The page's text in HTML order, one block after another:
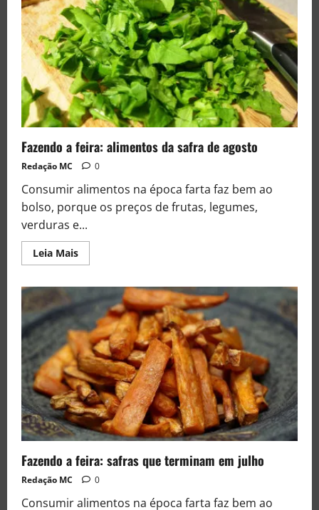
Fazendo a feira: alimentos da safra de agosto
Redação MC 0
Consumir alimentos na época farta faz bem ao
bolso, porque os preços de frutas, legumes,
verduras e...
Leia Mais
Fazendo a feira: safras que terminam em julho
Redação MC 0
Consumir alimentos na época farta faz bem ao